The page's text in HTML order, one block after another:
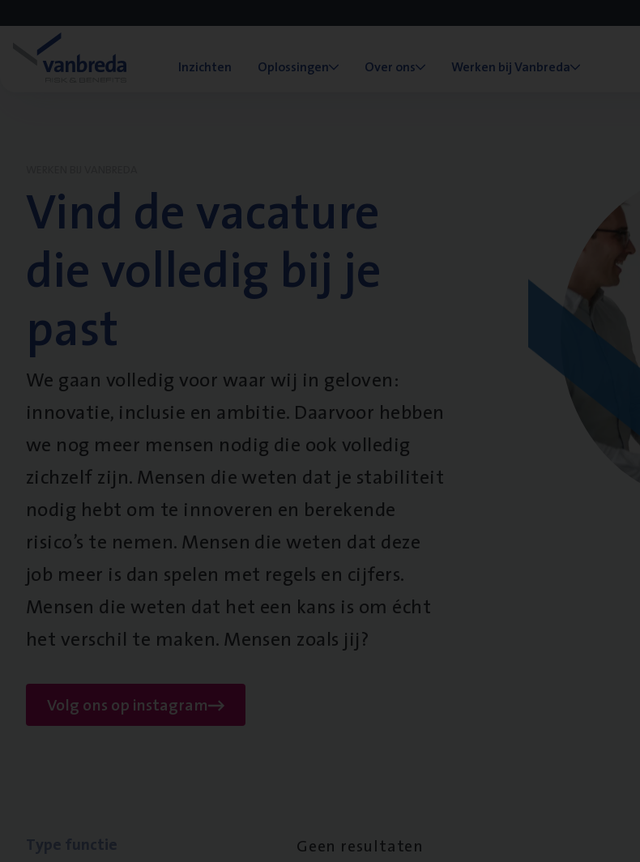
Inzichten Oplossingen Over ons Werken bij Vanbreda
Vind de vacature
die volledig bij je
past
We gaan volledig voor waar wij in geloven:
innovatie, inclusie en ambitie. Daarvoor hebben
we nog meer mensen nodig die ook volledig
zichzelf zijn. Mensen die weten dat je stabiliteit
nodig hebt om te innoveren en berekende
risico’s te nemen. Mensen die weten dat deze
job meer is dan spelen met regels en cijfers.
Mensen die weten dat het een kans is om écht
het verschil te maken. Mensen zoals jij?
Volg ons op instagram
Geen resultaten